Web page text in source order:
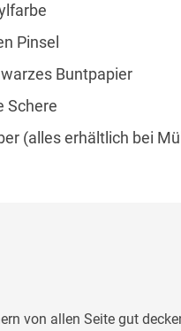
Pinsel
Buntpapier
Schere
(alles erhältlich bei
von allen Seite gut